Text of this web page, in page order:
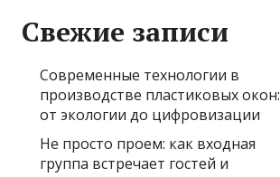
Свежие записи
Современные технологии в
производстве пластиковых окон:
от экологии до цифровизации
Не просто проем: как входная
группа встречает гостей и